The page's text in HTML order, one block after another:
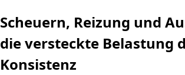
Scheuern, Reizung und
die versteckte Belastung
Konsistenz